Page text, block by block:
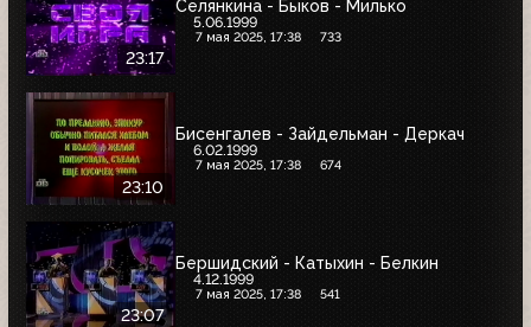
23:17
Селянкина - Быков - Милько
5.06.1999
7 мая 2025, 17:38 733
23:10
Бисенгалев - Зайдельман - Деркач
6.02.1999
7 мая 2025, 17:38 674
23:07
Бершидский - Катыхин - Белкин
4.12.1999
7 мая 2025, 17:38 541